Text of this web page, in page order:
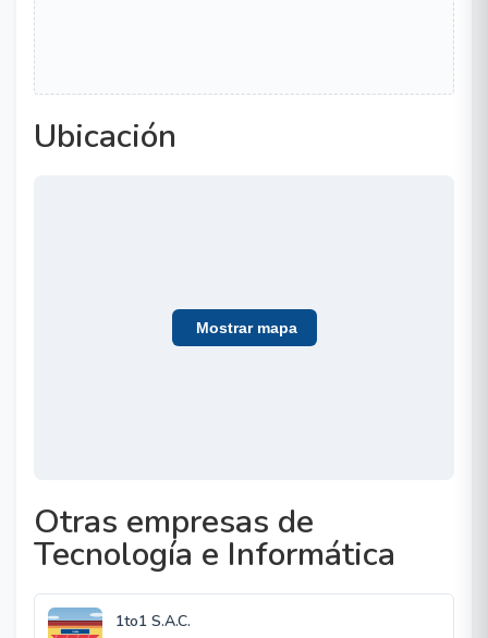
Ubicación
Mostrar mapa
Otras empresas de
Tecnología e Informática
1to1 S.A.C.